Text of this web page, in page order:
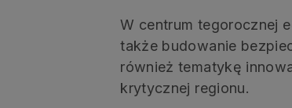
W centrum tegorocznej
także budowanie
również tematykę
krytycznej regionu.